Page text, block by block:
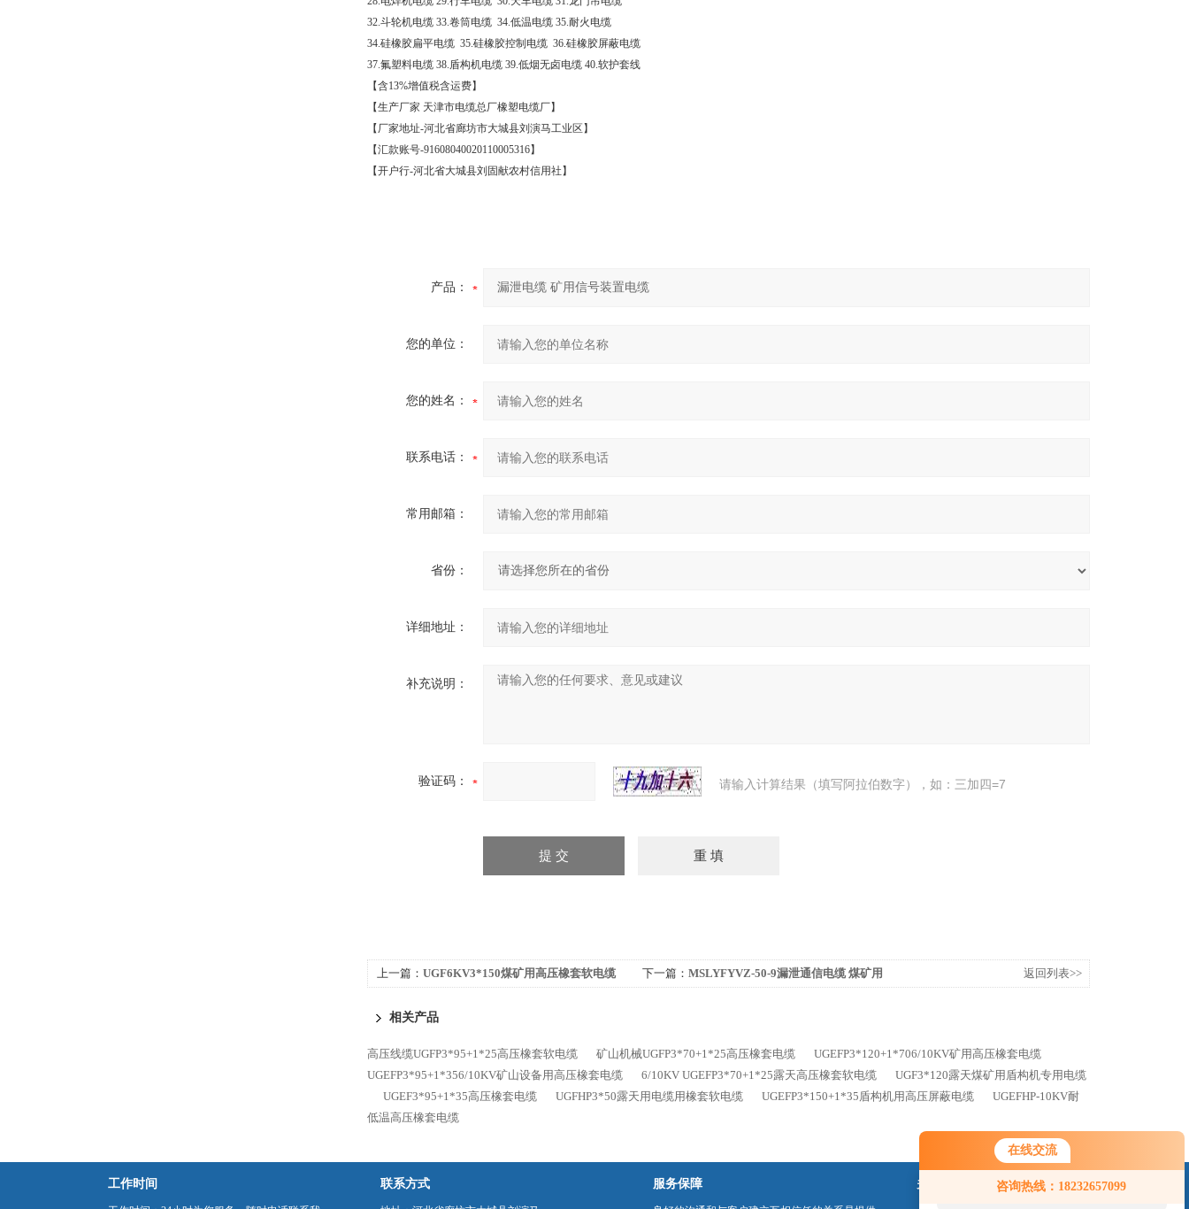
在线交流
咨询热线：18232657099
您好！欢迎前来咨询，很高兴为您
服务，请问您要咨询什么问题呢？
32.斗轮机电缆 33.卷筒电缆 34.低温电缆 35.耐火电缆
34.硅橡胶扁平电缆 35.硅橡胶控制电缆 36.硅橡胶屏蔽电缆
37.氟塑料电缆 38.盾构机电缆 39.低烟无卤电缆 40.软护套线
【含13%增值税含运费】
【生产厂家 天津市电缆总厂橡塑电缆厂】
【厂家地址-河北省廊坊市大城县刘演马工业区】
【汇款账号-91608040020110005316】
【开户行-河北省大城县刘固献农村信用社】
产品：
您的单位：
您的姓名：
联系电话：
常用邮箱：
省份：
详细地址：
补充说明：
验证码： 请输入计算结果（填写阿拉伯数字），如：三加四=7
上一篇： UGF6KV3*150煤矿用高压橡套软电缆
下一篇： MSLYFYVZ-50-9漏泄通信电缆 煤矿用
返回列表>>
相关产品
高压线缆UGFP3*95+1*25高压橡套软电缆 矿山机械UGFP3*70+1*25高压橡套电缆
UGEFP3*120+1*706/10KV矿用高压橡套电缆
UGEFP3*95+1*356/10KV矿山设备用高压橡套电缆
6/10KV UGEFP3*70+1*25露天高压橡套软电缆
UGF3*120露天煤矿用盾构机专用电缆
UGEF3*95+1*35高压橡套电缆
UGFHP3*50露天用电缆用橡套软电缆 UGEFP3*150+1*35盾构机用高压屏蔽电缆
UGEFHP-10KV耐
低温高压橡套电缆
工作时间 联系方式 服务保障 关注我们